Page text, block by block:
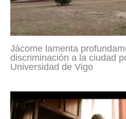
Jácome lamenta
discriminación a la ciudad
Universidad de Vigo